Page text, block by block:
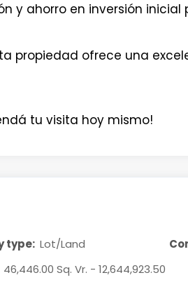
y ahorro en inversión inicial
propiedad ofrece una
tu visita hoy mismo!
type: Lot/Land
46,446.00 Sq. Vr. - 12,644,923.50